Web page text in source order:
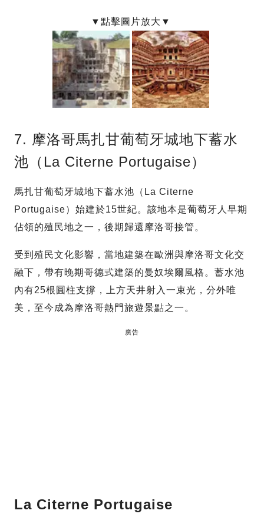
7. 摩洛哥馬扎甘葡萄牙城地下蓄水
池（La Citerne Portugaise）
馬扎甘葡萄牙城地下蓄水池（La Citerne
Portugaise）始建於15世紀。該地本是葡萄牙人早期
佔領的殖民地之一，後期歸還摩洛哥接管。
受到殖民文化影響，當地建築在歐洲與摩洛哥文化交
融下，帶有晚期哥德式建築的曼奴埃爾風格。蓄水池
內有25根圓柱支撐，上方天井射入一束光，分外唯
美，至今成為摩洛哥熱門旅遊景點之一。
廣告
La Citerne Portugaise